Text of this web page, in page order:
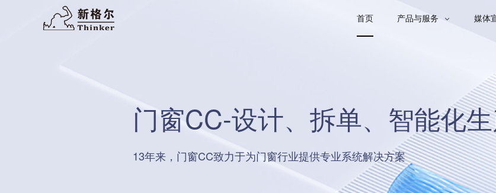
首页 产品与服务  媒体
柜柜app-全屋定制设计拆单，手机也能
十分钟上手，人人都是设计师，手机、平板、电脑，随时随地办公